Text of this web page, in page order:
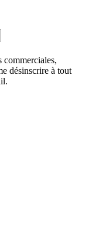
commerciales,
désinscrire à tout